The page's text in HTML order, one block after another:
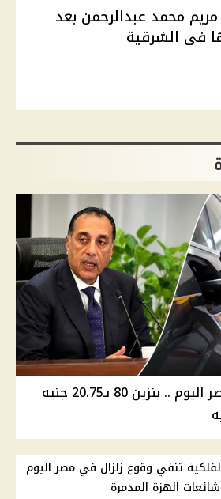
مريم محمد عبدالرحمن بعد
في الشرقية
أسعار الوقود في مصر اليوم .. بنزين 80 بـ20.75 جنيه
تنفي وقوع زلزال في مصر اليوم
الهزة المدمرة